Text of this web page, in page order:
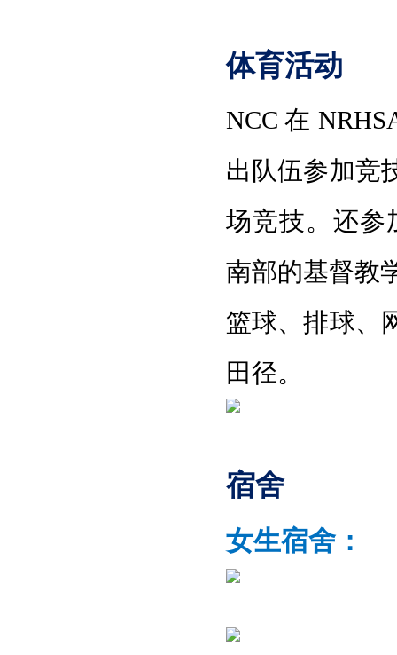
体育活动
NCC 在
出队伍参加竞
场竞技。还参
南部的基督教
篮球、排球、
田径。
宿舍
女生宿舍：